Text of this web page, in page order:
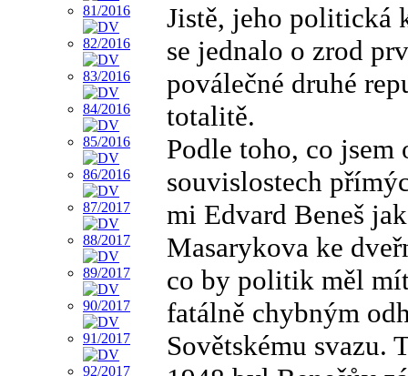
Jistě, jeho politická
se jednalo o zrod
poválečné druhé
totalitě.
Podle toho, co jsem
souvislostech
mi Edvard Beneš
Masarykova ke
co by politik měl
fatálně chybným
Sovětskému svazu.